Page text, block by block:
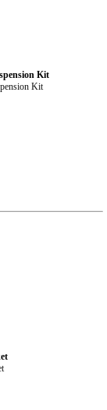
Kit
Kit